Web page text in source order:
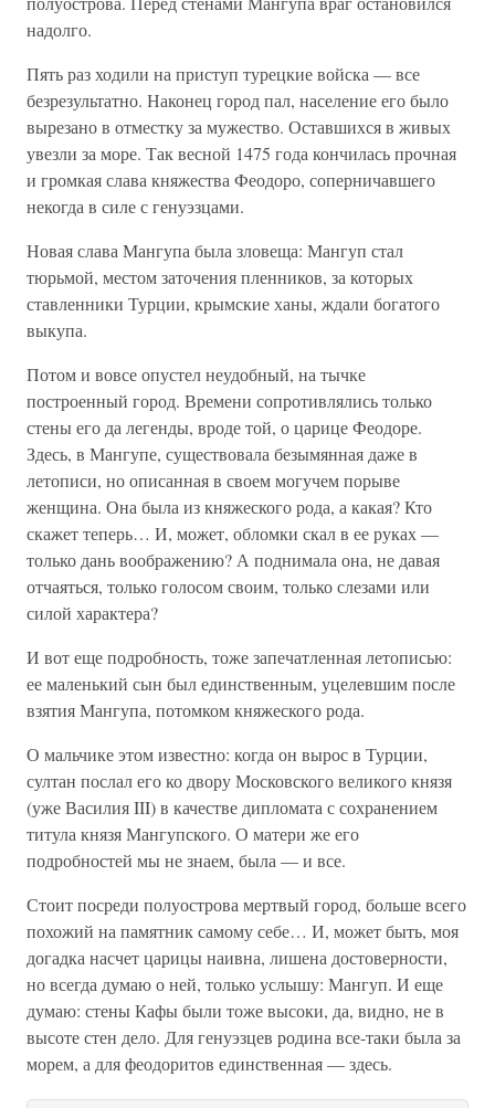
надолго.
Пять раз ходили на приступ турецкие войска — все
безрезультатно. Наконец город пал, население его было
вырезано в отместку за мужество. Оставшихся в живых
увезли за море. Так весной 1475 года кончилась прочная
и громкая слава княжества Феодоро, соперничавшего
некогда в силе с генуэзцами.
Новая слава Мангупа была зловеща: Мангуп стал
тюрьмой, местом заточения пленников, за которых
ставленники Турции, крымские ханы, ждали богатого
выкупа.
Потом и вовсе опустел неудобный, на тычке
построенный город. Времени сопротивлялись только
стены его да легенды, вроде той, о царице Феодоре.
Здесь, в Мангупе, существовала безымянная даже в
летописи, но описанная в своем могучем порыве
женщина. Она была из княжеского рода, а какая? Кто
скажет теперь… И, может, обломки скал в ее руках —
только дань воображению? А поднимала она, не давая
отчаяться, только голосом своим, только слезами или
силой характера?
И вот еще подробность, тоже запечатленная летописью:
ее маленький сын был единственным, уцелевшим после
взятия Мангупа, потомком княжеского рода.
О мальчике этом известно: когда он вырос в Турции,
султан послал его ко двору Московского великого князя
(уже Василия III) в качестве дипломата с сохранением
титула князя Мангупского. О матери же его
подробностей мы не знаем, была — и все.
Стоит посреди полуострова мертвый город, больше всего
похожий на памятник самому себе… И, может быть, моя
догадка насчет царицы наивна, лишена достоверности,
но всегда думаю о ней, только услышу: Мангуп. И еще
думаю: стены Кафы были тоже высоки, да, видно, не в
высоте стен дело. Для генуэзцев родина все-таки была за
морем, а для феодоритов единственная — здесь.